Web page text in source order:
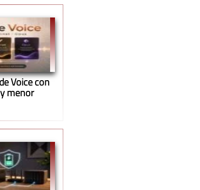
Voice con
menor